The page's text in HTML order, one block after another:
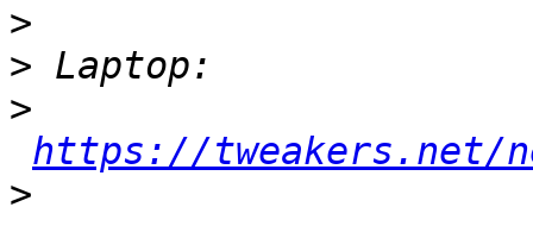
>
>
>
https://tweakers.net/
>